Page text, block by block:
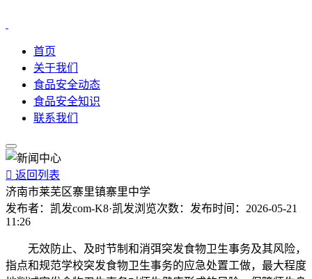
首页
关于我们
食品安全动态
食品安全知识
联系我们
 返回列表
济南市莱芜区寨里镇寨里中学
发布者： 凯发com-K8·凯发浏览次数： 发布时间： 2026-05-21
11:26
无效防止、及时节制和消弭突发食物卫生事务及其风险，
指点和规范学校突发食物卫生事务的应急处置工做，最大程度